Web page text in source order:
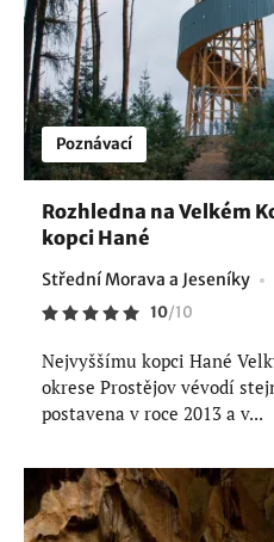
Poznávací
Rozhledna na Velkém
kopci Hané
Střední Morava a Jeseníky
10/10
Nejvyššímu kopci Hané
okrese Prostějov vévodí
postavena v roce 2013 a v...